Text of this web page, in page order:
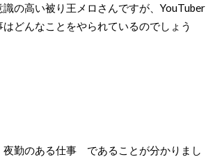
の高い被り王メロさんですが、 YouTuber
どんなことをやられているのでしょう
夜勤のある仕事であることが分かりまし